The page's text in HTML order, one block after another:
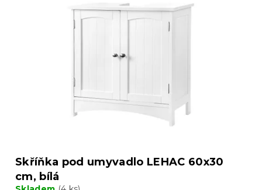
Skříňka pod umyvadlo LEHAC 60x30
cm, bílá